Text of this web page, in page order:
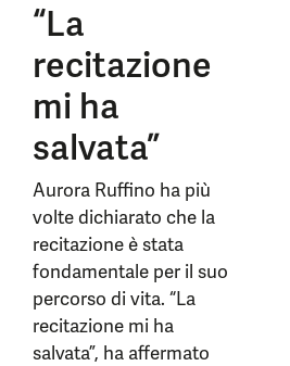
“La
recitazione
mi ha
salvata”
Aurora Ruffino ha più
volte dichiarato che la
recitazione è stata
fondamentale per il suo
percorso di vita. “La
recitazione mi ha
salvata”, ha affermato